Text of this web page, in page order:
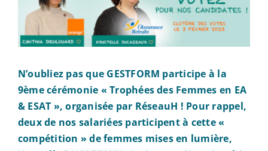
N’oubliez pas que GESTFORM participe à la
9ème cérémonie « Trophées des Femmes en EA
& ESAT », organisée par RéseauH ! Pour rappel,
deux de nos salariées participent à cette «
compétition » de femmes mises en lumière,